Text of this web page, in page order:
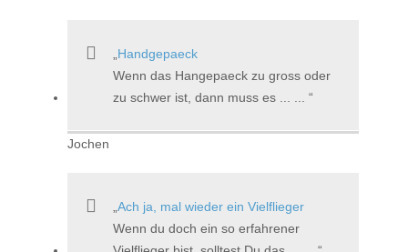
Handgepaeck
Wenn das Hangepaeck zu gross oder
zu schwer ist, dann muss es ... ...
Jochen
Ach ja, mal wieder ein Vielflieger
Wenn du doch ein so erfahrener